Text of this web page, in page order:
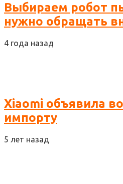
Выбираем робот
нужно обращать
4 года назад
Xiaomi объявила
импорту
5 лет назад